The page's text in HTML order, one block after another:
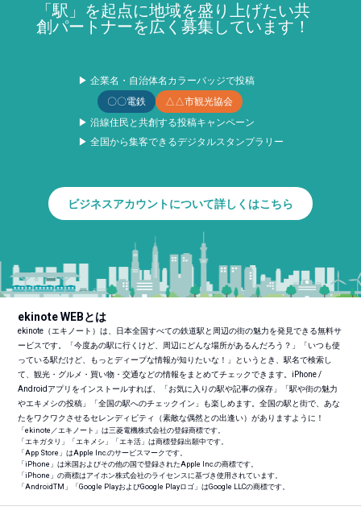
「駅」を起点に地域を盛り上げたい共
創パートナーを広く募集しています！
▶ 企業名・自治体名カラーバッジで投稿
〇〇電鉄
△△市観光協会
▶ 沿線住民と共創する投稿キャンペーン
▶ 全国から集客できるデジタルスタンプラリー
ビジネスアカウントについて詳しくはこちら
ekinote WEBとは
ekinote（エキノート）は、日本全国すべての鉄道駅と周辺の街の魅力を発見できる無料サ
ービスです。「今度あの駅に行くけど、周辺にどんな場所があるんだろう？」「いつも使
っている駅だけど、もっとディープな情報が知りたいな！」というとき、駅名で検索し
て、観光・グルメ・買い物・交通などの情報をまとめてチェックできます。iPhone /
Androidアプリをインストールすれば、「お気に入りの駅や記事の保存」「駅や街の魅力
やエキメシの投稿」「全国の駅へのチェックイン」も楽しめます。全国の駅と街で、あな
たをワクワクさせるセレンディピティ（素敵な偶然との出逢い）がありますように！
「ekinote／エキノート」は三菱電機株式会社の登録商標です。
「エキガタリ」「エキメシ」「エキ活」は商標登録出願中です。
「App Store」はApple Inc.のサービスマークです。
「iPhone」は米国およびその他の国で登録されたApple Inc.の商標です。
「iPhone」の商標はアイホン株式会社のライセンスに基づき使用されています。
「AndroidTM 」「Google PlayおよびGoogle Playロゴ」はGoogle LLCの商標です。